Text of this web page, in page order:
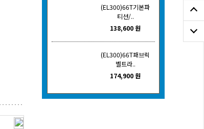
(EL300)66T기본파
티션/..
138,600 원
(EL300)66T패브릭
벨트라..
174,900 원